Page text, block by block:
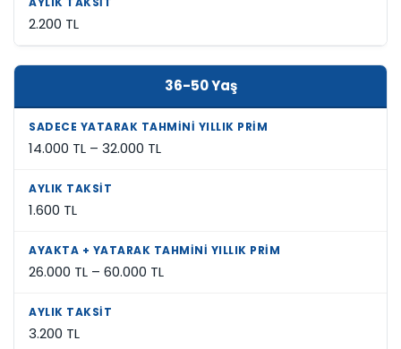
2.200 TL
36-50 Yaş
14.000 TL – 32.000 TL
1.600 TL
26.000 TL – 60.000 TL
3.200 TL